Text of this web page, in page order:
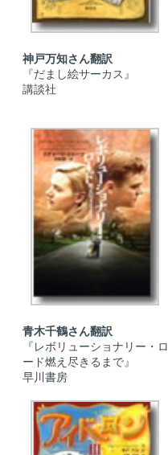
神戸万知さん翻訳
『だまし絵サーカス』
講談社
青木千鶴さん翻訳
『レボリューショナリー・ロ
ード燃え尽きるまで』
早川書房